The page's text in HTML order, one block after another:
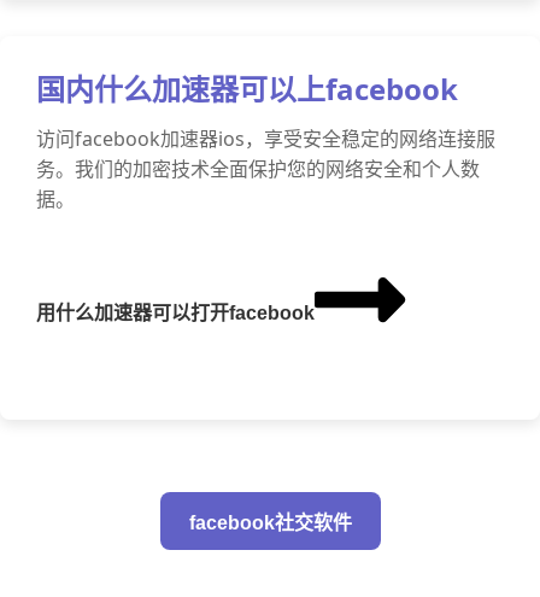
国内什么加速器可以上facebook
访问facebook加速器ios，享受安全稳定的网络连接服
务。我们的加密技术全面保护您的网络安全和个人数
据。
用什么加速器可以打开facebook
facebook社交软件